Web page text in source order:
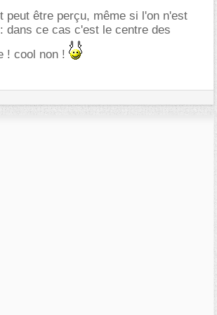
peut être perçu, même si l'on n'est
dans ce cas c'est le centre des
! cool non !